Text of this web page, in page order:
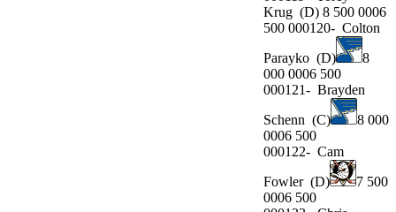
Krug (D) 8 500 0006
500 000120- Colton
Parayko (D)
8
000 0006 500
000121- Brayden
Schenn (C)
8 000
0006 500
000122- Cam
Fowler(D)
7 500
0006 500